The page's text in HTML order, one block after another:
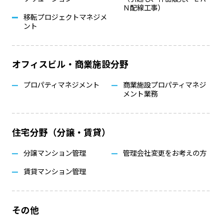
移転プロジェクトマネジメ
ント
Ｎ配線工事）
オフィスビル・商業施設分野
プロパティマネジメント
商業施設プロパティマネジ
メント業務
住宅分野（分譲・賃貸）
分譲マンション管理
賃貸マンション管理
管理会社変更をお考えの方
その他